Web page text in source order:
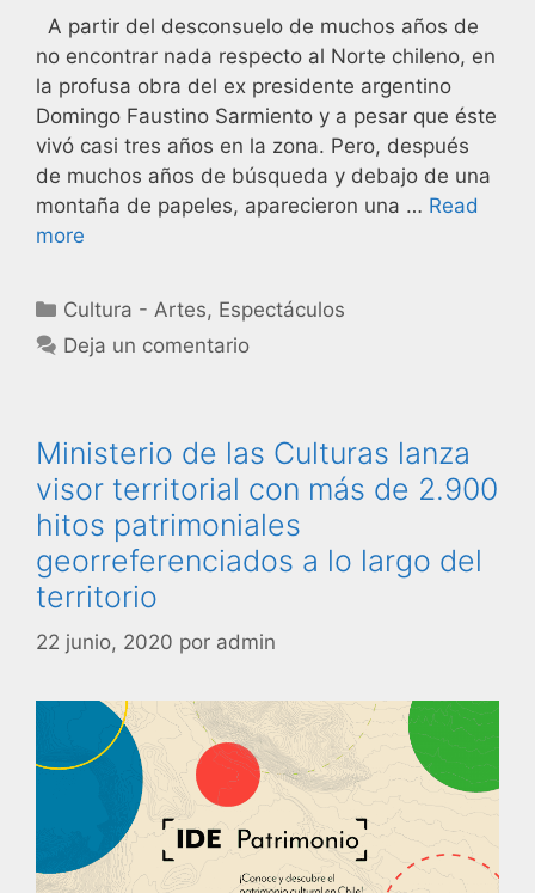
A partir del desconsuelo de muchos años de
no encontrar nada respecto al Norte chileno, en
la profusa obra del ex presidente argentino
Domingo Faustino Sarmiento y a pesar que éste
vivó casi tres años en la zona. Pero, después
de muchos años de búsqueda y debajo de una
montaña de papeles, aparecieron una … Read
more
Cultura - Artes, Espectáculos
Deja un comentario
Ministerio de las Culturas lanza
visor territorial con más de 2.900
hitos patrimoniales
georreferenciados a lo largo del
territorio
22 junio, 2020 por admin